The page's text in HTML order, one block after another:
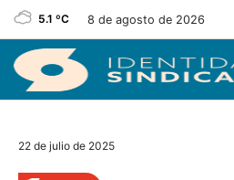
5.1 ºC 8 de agosto de 2026
22 de julio de 2025